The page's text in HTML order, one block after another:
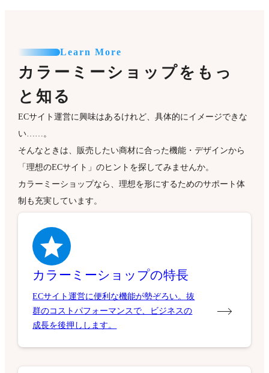
Learn More
カラーミーショップをもっ
と知る
ECサイト運営に興味はあるけれど、具体的にイメージできな
い……。
そんなときは、販売したい商材に合った機能・デザインから
「理想のECサイト」のヒントを探してみませんか。
カラーミーショップなら、理想を形にするためのサポート体
制も充実しています。
カラーミーショップの特長
ECサイト運営に便利な機能が勢ぞろい。抜
群のコストパフォーマンスで、ビジネスの
成長を後押しします。